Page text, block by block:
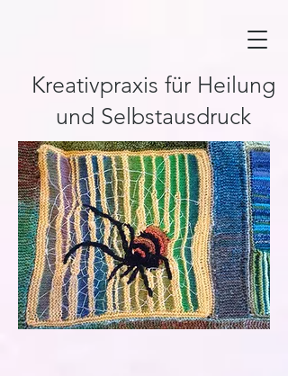
Kreativpraxis für Heilung
und Selbstausdruck